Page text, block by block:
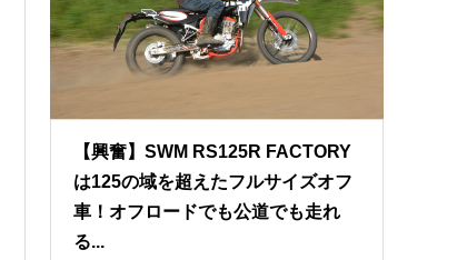
【興奮】SWM RS125R FACTORY
は125の域を超えたフルサイズオフ
車！オフロードでも公道でも走れ
る...